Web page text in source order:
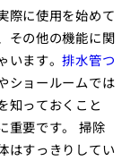
際に使用を始めて
その他の機能に関
います。排水管つ
ショールームでは
知っておくこと
重要です。 掃除
はすっきりしてい